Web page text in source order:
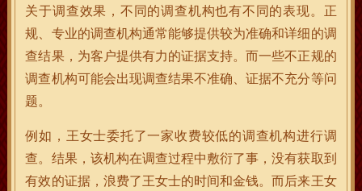
关于调查效果，不同的调查机构也有不同的表现。正
规、专业的调查机构通常能够提供较为准确和详细的调
查结果，为客户提供有力的证据支持。而一些不正规的
调查机构可能会出现调查结果不准确、证据不充分等问
题。
例如，王女士委托了一家收费较低的调查机构进行调
查。结果，该机构在调查过程中敷衍了事，没有获取到
有效的证据，浪费了王女士的时间和金钱。而后来王女